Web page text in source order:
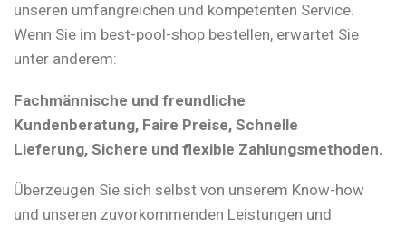
unseren umfangreichen und kompetenten Service.
Wenn Sie im best-pool-shop bestellen, erwartet Sie
unter anderem:
Fachmännische und freundliche
Kundenberatung, Faire Preise, Schnelle
Lieferung, Sichere und flexible Zahlungsmethoden.
Überzeugen Sie sich selbst von unserem Know-how
und unseren zuvorkommenden Leistungen und